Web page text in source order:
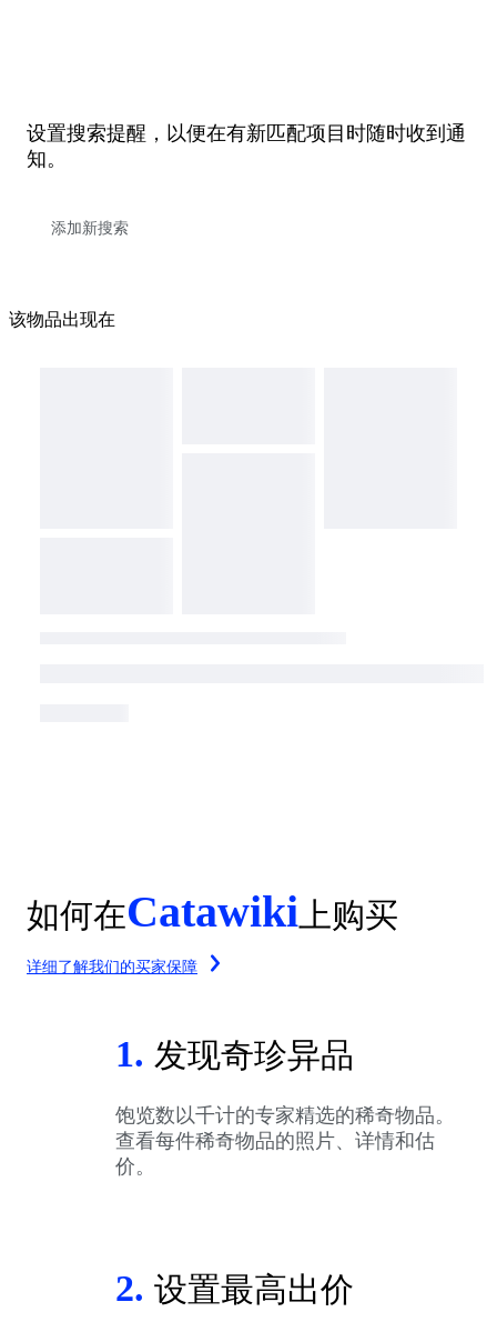
设置搜索提醒，以便在有新匹配项目时随时收到通
知。
该物品出现在
如何在Catawiki 上购买
详细了解我们的买家保障
1. 发现奇珍异品
饱览数以千计的专家精选的稀奇物品。
查看每件稀奇物品的照片、详情和估
价。
2. 设置最高出价